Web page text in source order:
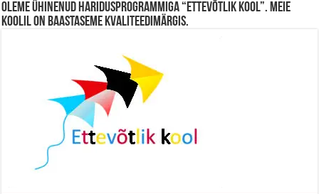
Oleme ühinenud haridusprogrammiga “Ettevõtlik Kool”. Meie
koolil on baastaseme kvaliteedimärgis.